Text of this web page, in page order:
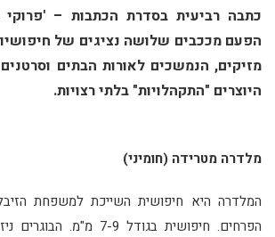
כתבה רביעית בסדרת הכתבות – 'פרוקי
הפעם מככבים שלושה נציגים של
מזיקים, הנמשכים לאורות הבתים
היוצרים "התקהלויות" בלתי רצויות.
מלדרה מטרידה (חומיני)
המלדרה היא חיפושית השייכת למשפחת
הפרחים. חיפושית בגודל 7-9